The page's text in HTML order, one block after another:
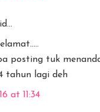
posting tuk
tahun lagi deh
at 11:34